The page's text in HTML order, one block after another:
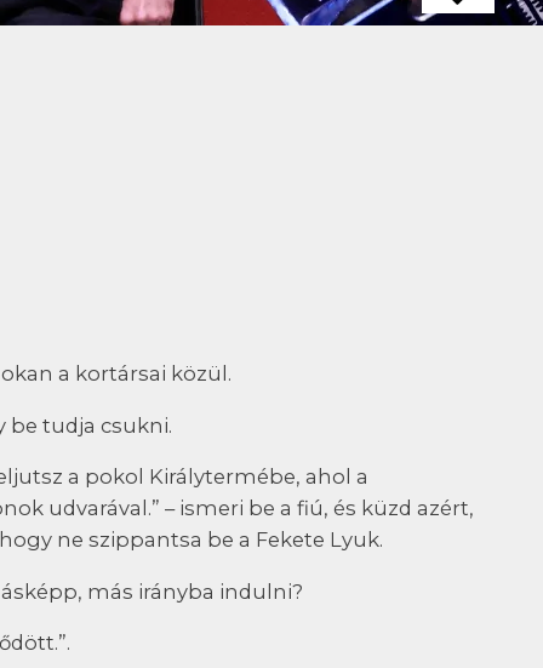
a kortársai közül.
tudja csukni.
a pokol Királytermébe, ahol a
udvarával.” – ismeri be a fiú, és küzd azért,
ne szippantsa be a Fekete Lyuk.
más irányba indulni?